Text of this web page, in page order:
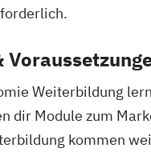
Weiterbildung
dir Module zum
kommen